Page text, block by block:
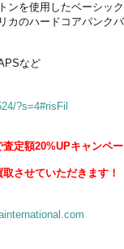
ンを使用したベーシッ
カのハードコアパンク
など
?s=4#risFil
定額20%UPキャンペ
させていただきます！